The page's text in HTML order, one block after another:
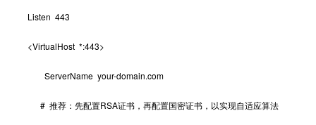
Listen 443
<VirtualHost *:443>
ServerName your-domain.com
# 推荐：先配置RSA证书，再配置国密证书，以实现自适应算法